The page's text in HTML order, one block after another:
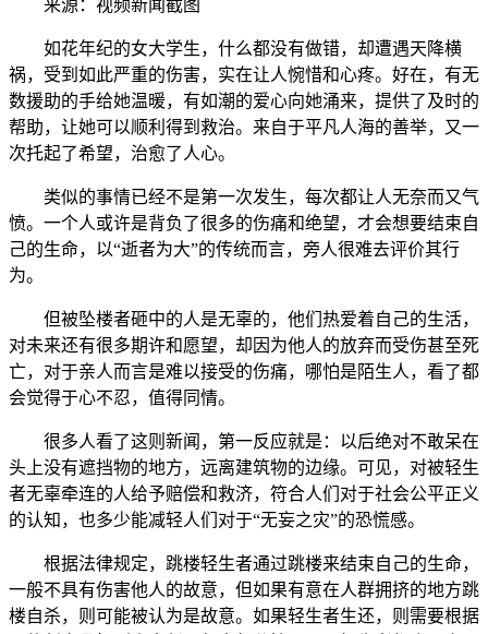
来源：视频新闻截图
如花年纪的女大学生，什么都没有做错，却遭遇天降横
祸，受到如此严重的伤害，实在让人惋惜和心疼。好在，有无
数援助的手给她温暖，有如潮的爱心向她涌来，提供了及时的
帮助，让她可以顺利得到救治。来自于平凡人海的善举，又一
次托起了希望，治愈了人心。
类似的事情已经不是第一次发生，每次都让人无奈而又气
愤。一个人或许是背负了很多的伤痛和绝望，才会想要结束自
己的生命，以“逝者为大”的传统而言，旁人很难去评价其行
为。
但被坠楼者砸中的人是无辜的，他们热爱着自己的生活，
对未来还有很多期许和愿望，却因为他人的放弃而受伤甚至死
亡，对于亲人而言是难以接受的伤痛，哪怕是陌生人，看了都
会觉得于心不忍，值得同情。
很多人看了这则新闻，第一反应就是：以后绝对不敢呆在
头上没有遮挡物的地方，远离建筑物的边缘。可见，对被轻生
者无辜牵连的人给予赔偿和救济，符合人们对于社会公平正义
的认知，也多少能减轻人们对于“无妄之灾”的恐慌感。
根据法律规定，跳楼轻生者通过跳楼来结束自己的生命，
一般不具有伤害他人的故意，但如果有意在人群拥挤的地方跳
楼自杀，则可能被认为是故意。如果轻生者生还，则需要根据